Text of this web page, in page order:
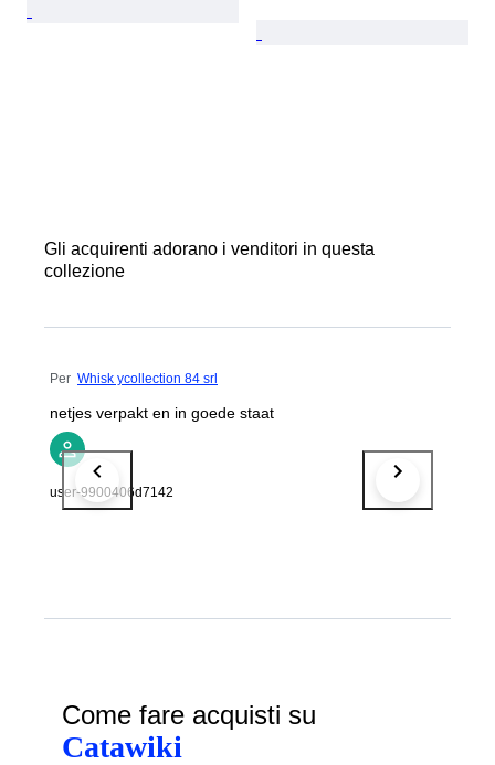
Gli acquirenti adorano i venditori in questa
collezione
Per Whisk ycollection 84 srl
netjes verpakt en in goede staat
user-9900406d7142
Come fare acquisti su
Catawiki